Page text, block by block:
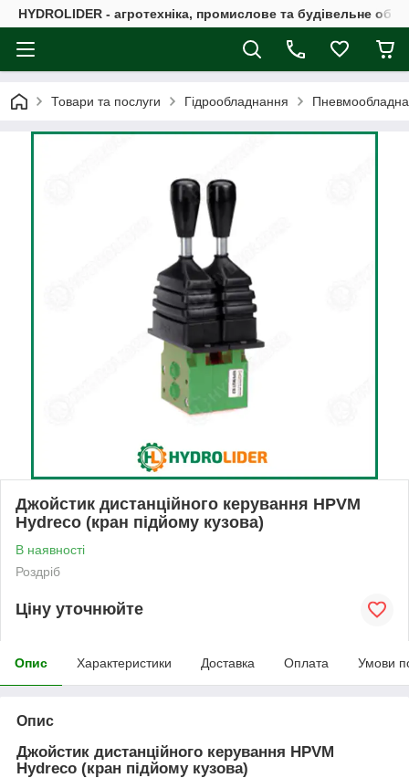
HYDROLIDER - агротехніка, промислове та будівельне
Товари та послуги Гідрообладнання
Джойстик дистанційного керування HPVM
Hydreco (кран підйому кузова)
В наявності
Роздріб
Ціну уточнюйте
Опис Характеристики Доставка Оплата Умови
Опис
Джойстик дистанційного керування HPVM
Hydreco (кран підйому кузова)